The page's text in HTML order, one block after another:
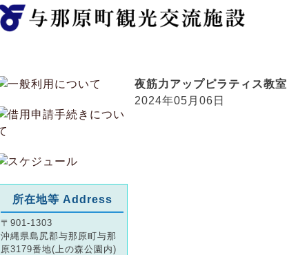
夜筋力アップピラティス教室
2024年05月06日
所在地等 Address
〒901-1303
沖縄県島尻郡与那原町与那
原3179番地(上の森公園内)